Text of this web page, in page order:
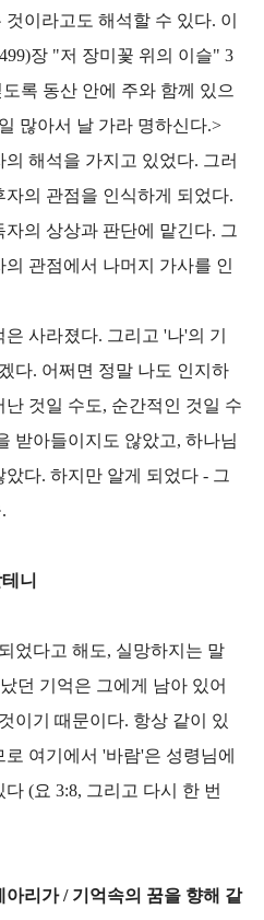
이라고도 해석할 수 있다. 이
장 "저 장미꽃 위의 이슬" 3
록 동산 안에 주와 함께 있으
많아서 날 가라 명하신다.>
해석을 가지고 있었다. 그러
의 관점을 인식하게 되었다.
의 상상과 판단에 맡긴다. 그
관점에서 나머지 가사를 인
사라졌다. 그리고 '나'의 기
다. 어쩌면 정말 나도 인지하
것일 수도, 순간적인 것일 수
받아들이지도 않았고, 하나님
다. 하지만 알게 되었다 - 그
니
었다고 해도, 실망하지는 말
던 기억은 그에게 남아 있어
이기 때문이다. 항상 같이 있
여기에서 '바람'은 성령님에
(요 3:8, 그리고 다시 한 번
리가 / 기억속의 꿈을 향해 같